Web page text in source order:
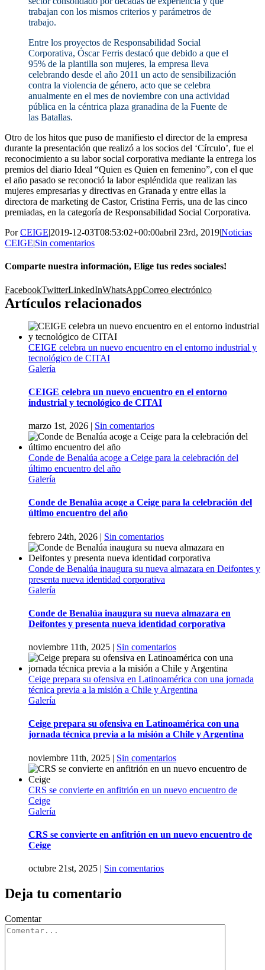
trabajan con los mismos criterios y parámetros de
trabajo.
Entre los proyectos de Responsabilidad Social
Corporativa, Óscar Ferris destacó que debido a que el
95% de la plantilla son mujeres, la empresa lleva
celebrando desde el año 2011 un acto de sensibilización
contra la violencia de género, acto que se celebra
anualmente en el mes de noviembre con una actividad
pública en la céntrica plaza granadina de la Fuente de
las Batallas.
Otro de los hitos que puso de manifiesto el director de la empresa
durante la presentación que realizó a los socios del ‘Círculo’, fue el
reconocimiento a su labor social corporativa mediante la entrega los
premios del diario Ideal “Quien es Quien en femenino”, con el que
el año pasado se reconoció la labor espléndida que realizan las
mujeres empresarias y directivas en Granada y entre ellas la
directora de marketing de Castor, Cristina Ferris, una de las cinco
premiadas, en la categoría de Responsabilidad Social Corporativa.
PorCEIGE|2019-12-03T08:53:02+00:00abril 23rd, 2019|Noticias
CEIGE|Sin comentarios
Comparte nuestra información, Elige tus redes sociales!
FacebookTwitterLinkedInWhatsAppCorreo electrónico
Artículos relacionados
CEIGE celebra un nuevo encuentro en el entorno industrial y
tecnológico de CITAI
Galería
CEIGE celebra un nuevo encuentro en el entorno
industrial y tecnológico de CITAI
marzo 1st, 2026 | Sin comentarios
Conde de Benalúa acoge a Ceige para la celebración del
último encuentro del año
Galería
Conde de Benalúa acoge a Ceige para la celebración del
último encuentro del año
febrero 24th, 2026 | Sin comentarios
Conde de Benalúa inaugura su nueva almazara en Deifontes y
presenta nueva identidad corporativa
Galería
Conde de Benalúa inaugura su nueva almazara en
Deifontes y presenta nueva identidad corporativa
noviembre 11th, 2025 | Sin comentarios
Ceige prepara su ofensiva en Latinoamérica con una jornada
técnica previa a la misión a Chile y Argentina
Galería
Ceige prepara su ofensiva en Latinoamérica con una
jornada técnica previa a la misión a Chile y Argentina
noviembre 11th, 2025 | Sin comentarios
CRS se convierte en anfitrión en un nuevo encuentro de
Ceige
Galería
CRS se convierte en anfitrión en un nuevo encuentro de
Ceige
octubre 21st, 2025 | Sin comentarios
Deja tu comentario
Comentar